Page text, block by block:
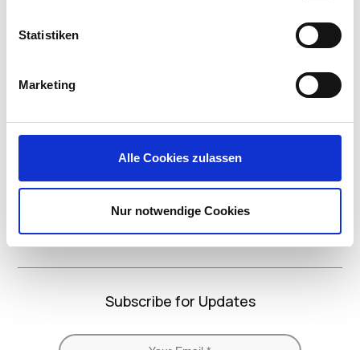
Statistiken
Marketing
Alle Cookies zulassen
Nur notwendige Cookies
(formerly
Twitter)
Subscribe for Updates